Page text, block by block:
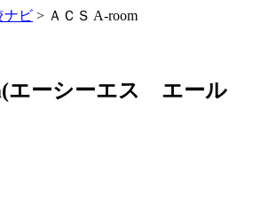
ナビ > ＡＣＳ A-room
(エーシーエス エール